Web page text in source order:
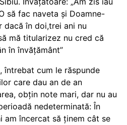
să fac naveta și Doamne-
dacă în doi,trei ani nu
mă titularizez nu cred că
în învățământ”
întrebat cum le răspunde
care dau an de an
obțin note mari, dar nu au
nedeterminată: În
am încercat să ținem cât se